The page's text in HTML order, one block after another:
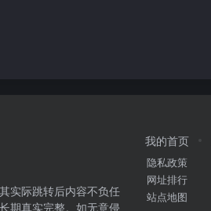
实际跳转后内容不负任
期真实完整。如无意侵
我的首页
隐私政策
网址排行
站点地图